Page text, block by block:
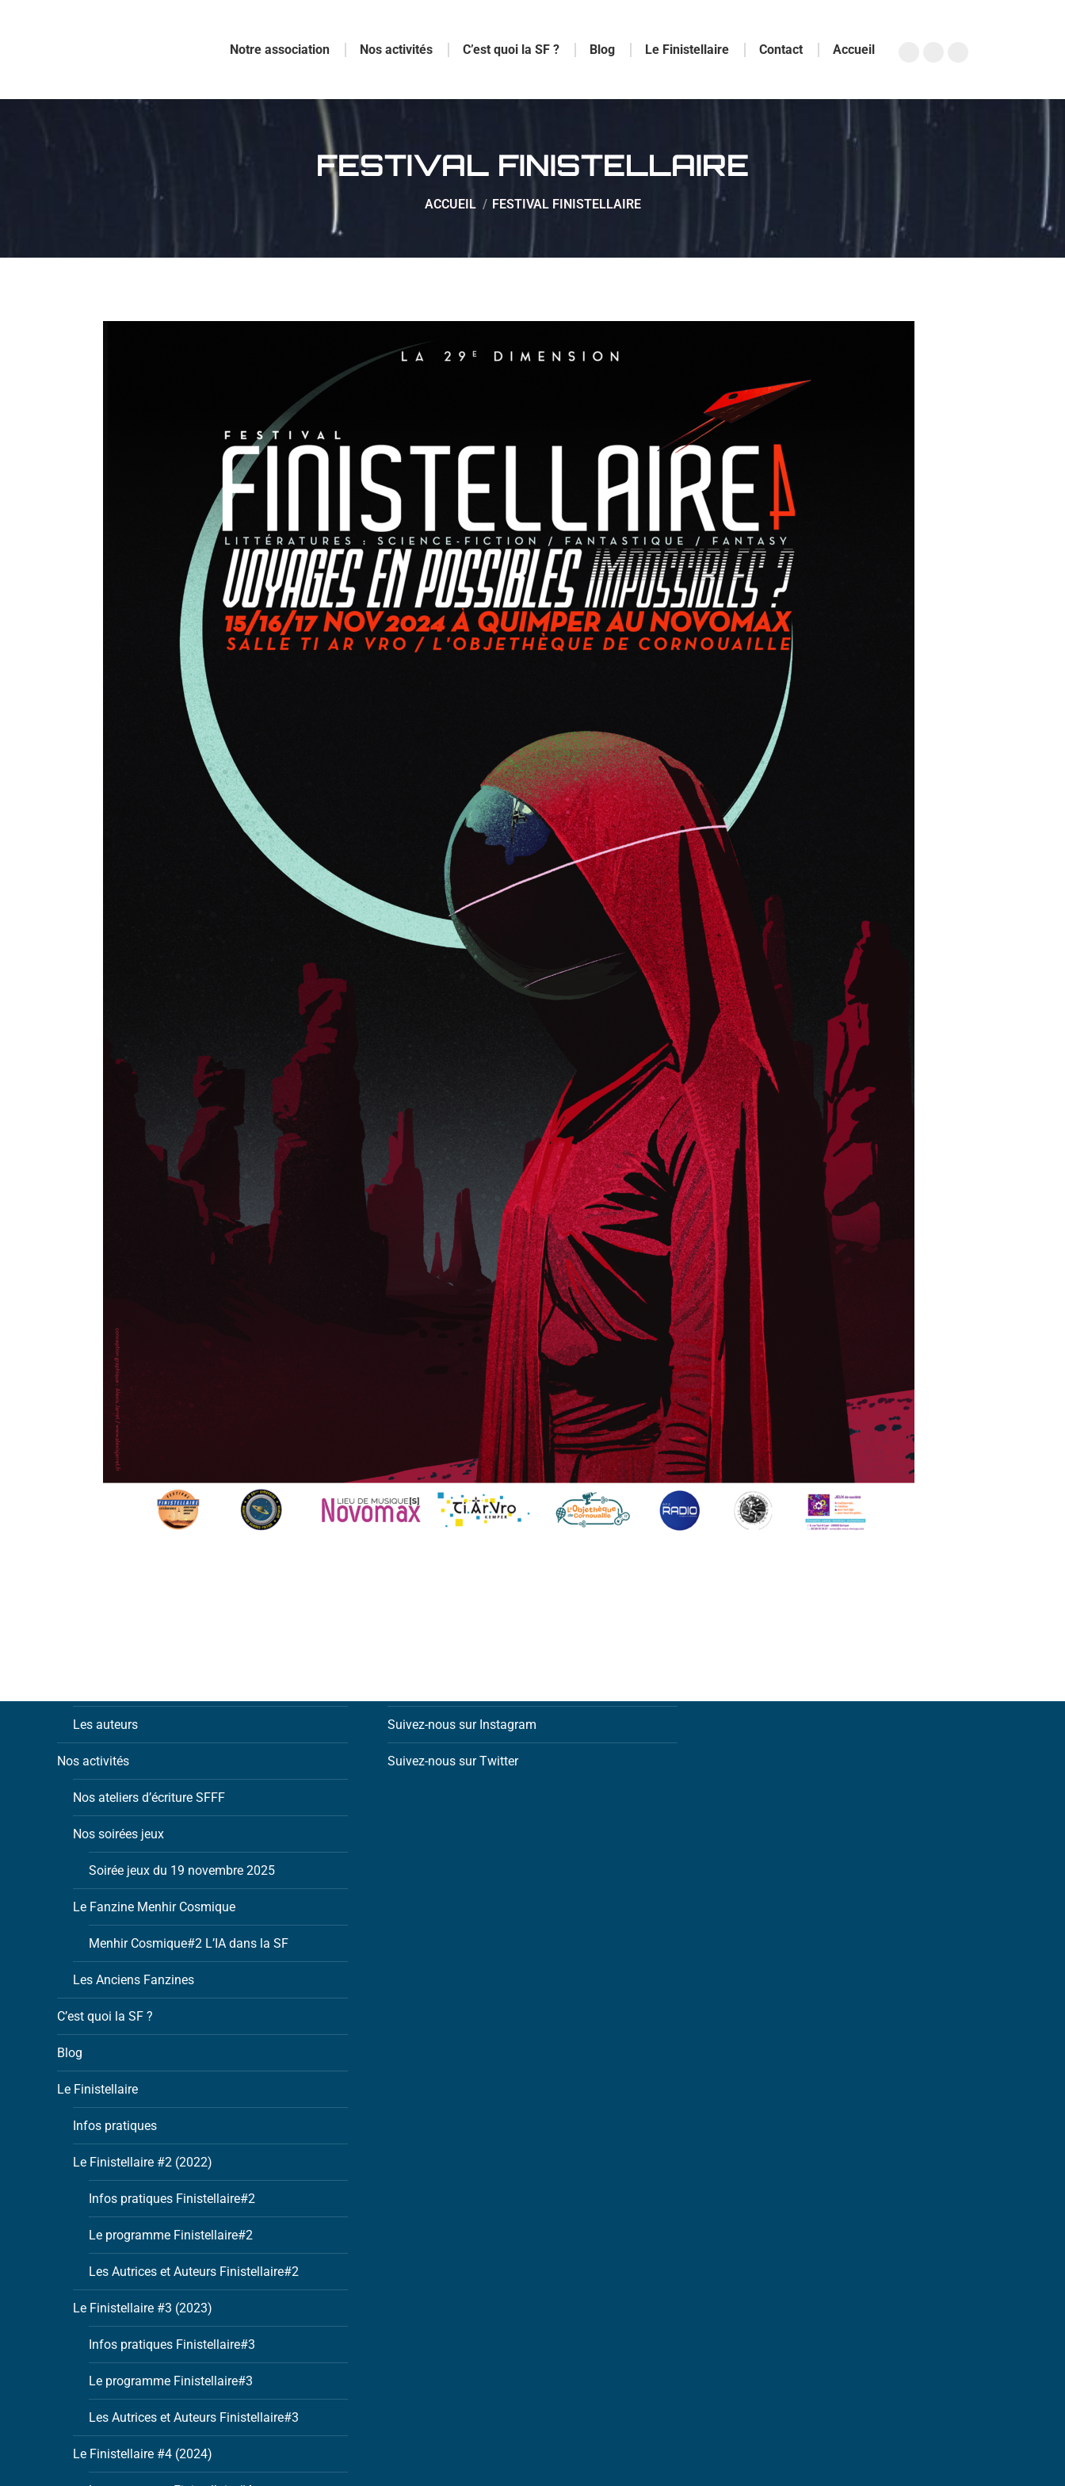
Notre association Nos activités C’est quoi la SF ? Blog Le Finistellaire Contact Accueil
FESTIVAL FINISTELLAIRE
Vous êtes ici :
ACCUEIL FESTIVAL FINISTELLAIRE
Les auteurs
Nos activités
Nos ateliers d’écriture SFFF
Nos soirées jeux
Soirée jeux du 19 novembre 2025
Le Fanzine Menhir Cosmique
Menhir Cosmique#2 L’IA dans la SF
Les Anciens Fanzines
C’est quoi la SF ?
Blog
Le Finistellaire
Infos pratiques
Le Finistellaire #2 (2022)
Infos pratiques Finistellaire#2
Le programme Finistellaire#2
Les Autrices et Auteurs Finistellaire#2
Le Finistellaire #3 (2023)
Infos pratiques Finistellaire#3
Le programme Finistellaire#3
Les Autrices et Auteurs Finistellaire#3
Le Finistellaire #4 (2024)
Suivez-nous sur Instagram
Suivez-nous sur Twitter